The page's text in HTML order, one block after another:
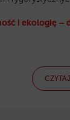
i ekologię –